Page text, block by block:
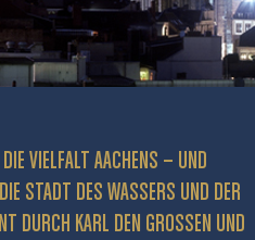
DIE VIELFALT AACHENS – UND
STADT DES WASSERS UND DER P
DURCH KARL DEN GROSSEN UND BE